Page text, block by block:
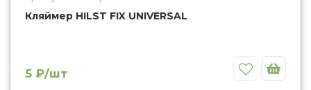
Кляймер HILST FIX UNIVERSAL
5 ₽/шт Избранное